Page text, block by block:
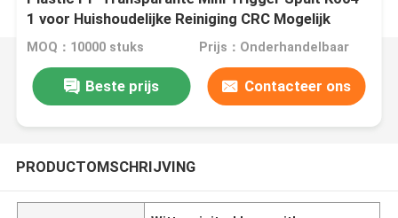
1 voor Huishoudelijke Reiniging CRC Mogelijk
MOQ：10000 stuks Prijs：Onderhandelbaar
Beste prijs Contacteer ons
PRODUCTOMSCHRIJVING